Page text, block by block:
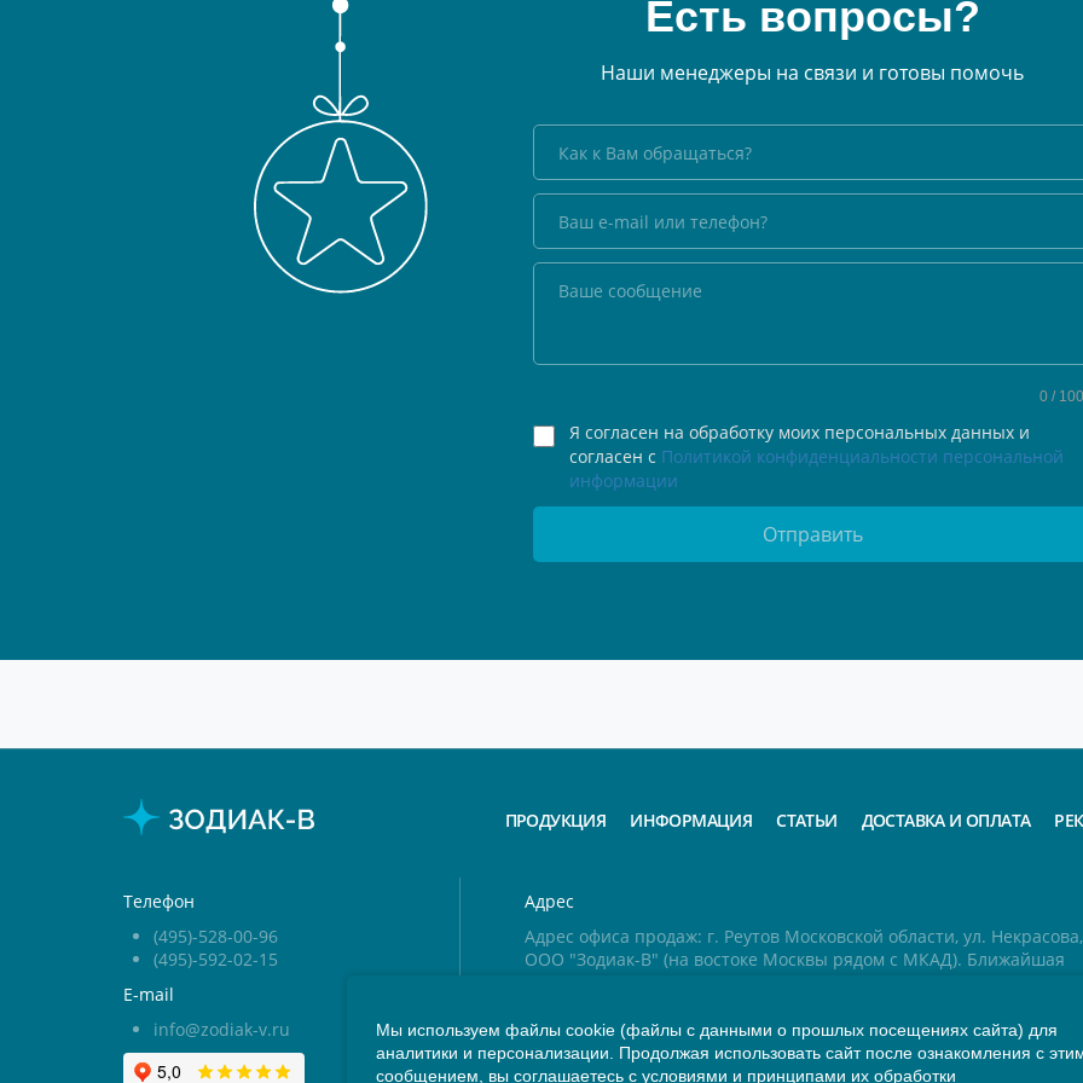
Есть вопросы?
Наши менеджеры на связи и готовы помочь
0/
Я согласен на обработку моих персональных данных и
согласен с Политикой конфиденциальности персональной
информации
Отправить
ПРОДУКЦИЯ ИНФОРМАЦИЯ СТАТЬИ ДОСТАВКА И ОПЛАТА
Телефон
(495)-528-00-96
(495)-592-02-15
E-mail
info@zodiak-v.ru
Адрес
Адрес офиса продаж: г. Реутов Московской области, ул.
ООО "Зодиак-В" (на востоке Москвы рядом с МКАД). Ближайшая
Время работы
Понедельник-пятница: с 9.00 до 17.00
Мы используем файлы cookie (файлы с данными о прошлых посещениях сайта) для
аналитики и персонализации. Продолжая использовать сайт после ознакомления с
сообщением, вы соглашаетесь с условиями и принципами их обработки